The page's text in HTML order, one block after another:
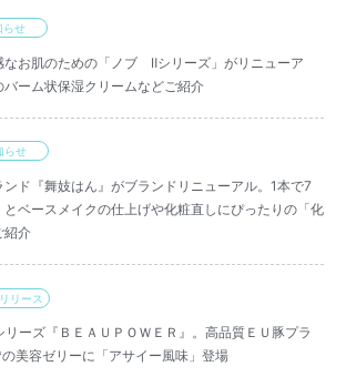
らせ
なお肌のための「ノブ Ⅱシリーズ」がリニューア
バーム状保湿クリームなどご紹介
らせ
ド『舞妓はん』がブランドリニューアル。1本で7
ベースメイクの仕上げや化粧直しにぴったりの「化
紹介
リース
リーズ『ＢＥＡＵＰＯＷＥＲ』。高品質ＥＵ豚プラ
美容ゼリーに「アサイー風味」登場